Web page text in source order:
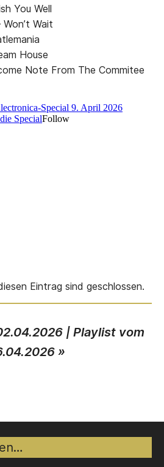
You Well
Wait
House
Note From The Commitee
Eintrag sind geschlossen.
| Playlist vom
»